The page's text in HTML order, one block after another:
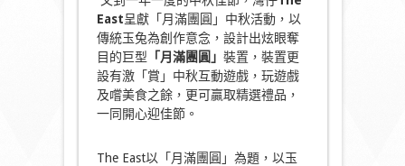
East呈獻「月滿團圓」中秋活動，以
傳統玉兔為創作意念，設計出炫眼奪
目的巨型 「月滿團圓」 裝置，裝置更
設有激「賞」中秋互動遊戲，玩遊戲
及嚐美食之餘，更可贏取精選禮品，
一同開心迎佳節。
The East以「月滿團圓」為題，以玉